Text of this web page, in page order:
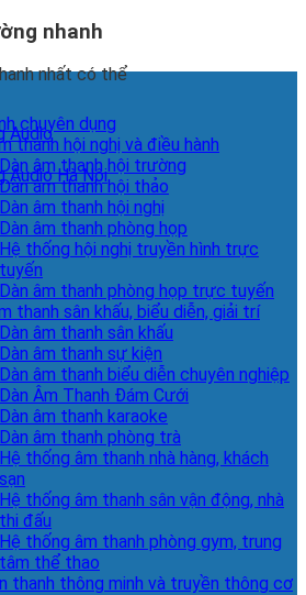
nhanh
nhất có thể
Audio
Audio Hà Nội
chuyên dụng
thanh hội nghị và điều hành
Dàn âm thanh hội trường
Dàn âm thanh hội thảo
Dàn âm thanh hội nghị
Dàn âm thanh phòng họp
Hệ thống hội nghị truyền hình trực
tuyến
Dàn âm thanh phòng họp trực tuyến
thanh sân khấu, biểu diễn, giải trí
Dàn âm thanh sân khấu
Dàn âm thanh sự kiện
Dàn âm thanh biểu diễn chuyên nghiệp
Dàn Âm Thanh Đám Cưới
Dàn âm thanh karaoke
Dàn âm thanh phòng trà
Hệ thống âm thanh nhà hàng, khách
sạn
Hệ thống âm thanh sân vận động, nhà
thi đấu
Hệ thống âm thanh phòng gym, trung
tâm thể thao
thanh thông minh và truyền thông cơ